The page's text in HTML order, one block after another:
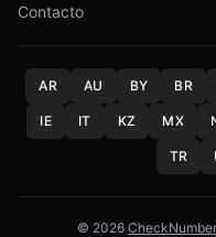
Contacto
AR AU BY BR
IE IT KZ MX
TR
© 2026 CheckNumber